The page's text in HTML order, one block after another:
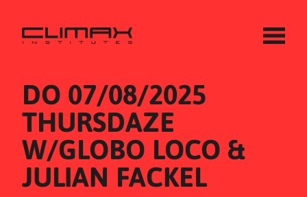
DO 07/08/2025
THURSDAZE
W/GLOBO LOCO &
JULIAN FACKEL